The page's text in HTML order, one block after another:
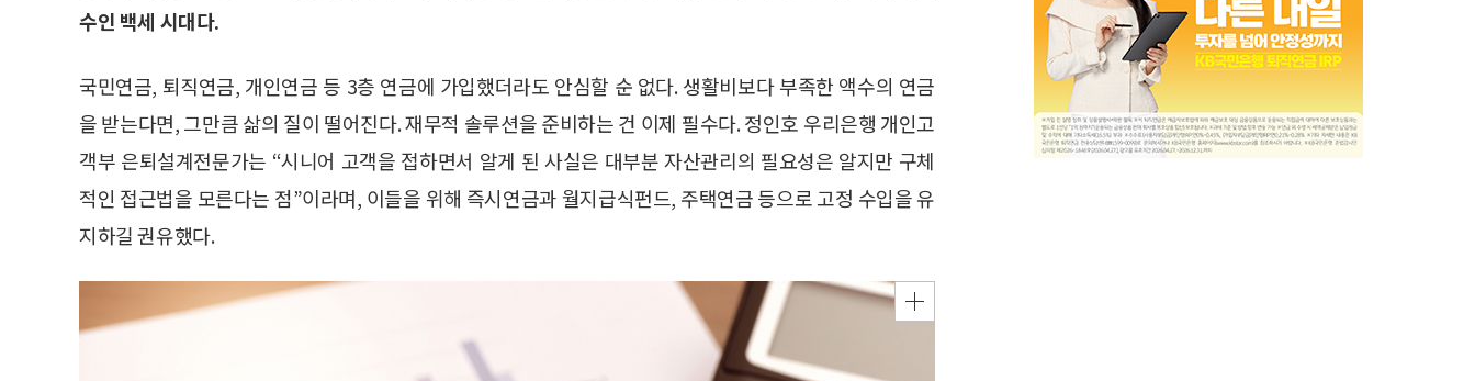
수인 백세 시대다.
국민연금, 퇴직연금, 개인연금 등 3층 연금에 가입했더라도 안심할 순 없다. 생활비보다 부족한 액수의 연금
을 받는다면, 그만큼 삶의 질이 떨어진다. 재무적 솔루션을 준비하는 건 이제 필수다. 정인호 우리은행 개인고
객부 은퇴설계전문가는 “시니어 고객을 접하면서 알게 된 사실은 대부분 자산관리의 필요성은 알지만 구체
적인 접근법을 모른다는 점”이라며, 이들을 위해 즉시연금과 월지급식펀드, 주택연금 등으로 고정 수입을 유
지하길 권유했다.